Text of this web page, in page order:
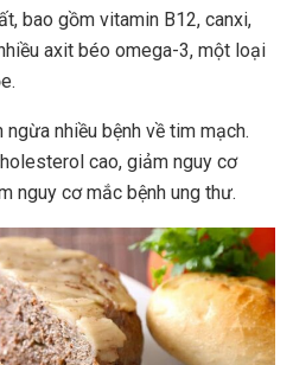
bao gồm vitamin B12, canxi,
axit béo omega-3, một loại
nhiều bệnh về tim mạch.
cao, giảm nguy cơ
nguy cơ mắc bệnh ung thư.